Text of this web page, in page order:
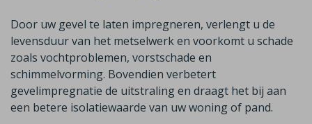
Door uw gevel te laten impregneren, verlengt u de
levensduur van het metselwerk en voorkomt u schade
zoals vochtproblemen, vorstschade en
schimmelvorming. Bovendien verbetert
gevelimpregnatie de uitstraling en draagt het bij aan
een betere isolatiewaarde van uw woning of pand.